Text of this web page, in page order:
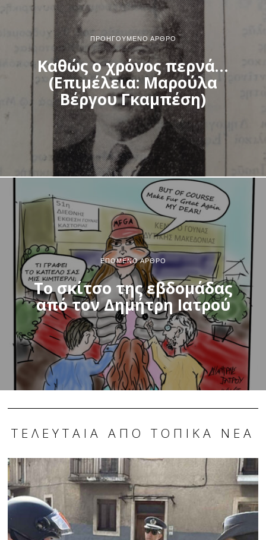
ΠΡΟΗΓΟΎΜΕΝΟ ΆΡΘΡΟ
Καθώς ο χρόνος περνά…
(Επιμέλεια: Μαρούλα
Βέργου Γκαμπέση)
ΕΠΌΜΕΝΟ ΆΡΘΡΟ
Το σκίτσο της εβδομάδας
από τον Δημήτρη Ιατρού
ΤΕΛΕΥΤΑΊΑ ΑΠΌ ΤΟΠΙΚΆ ΝΈΑ